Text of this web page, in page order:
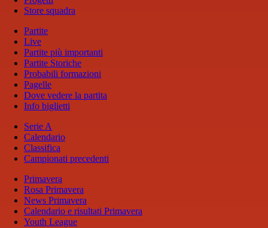
Store squadra
Partite
Live
Partite più importanti
Partite Storiche
Probabili formazioni
Pagelle
Dove vedere la partita
Info biglietti
Serie A
Calendario
Classifica
Campionati precedenti
Primavera
Rosa Primavera
News Primavera
Calendario e risultati Primavera
Youth League